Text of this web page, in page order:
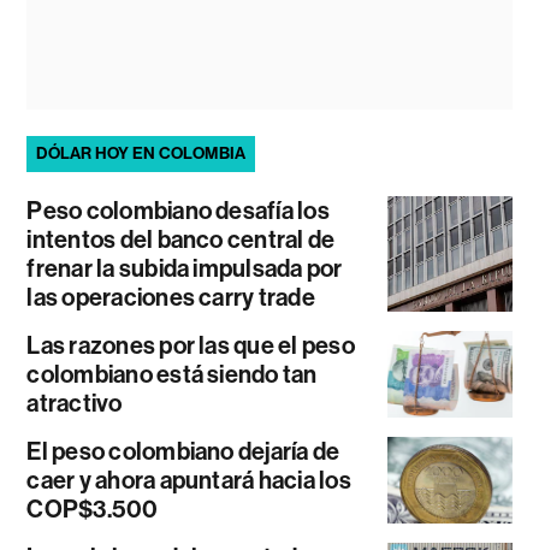
DÓLAR HOY EN COLOMBIA
Peso colombiano desafía los
intentos del banco central de
frenar la subida impulsada por
las operaciones carry trade
Las razones por las que el peso
colombiano está siendo tan
atractivo
El peso colombiano dejaría de
caer y ahora apuntará hacia los
COP$3.500